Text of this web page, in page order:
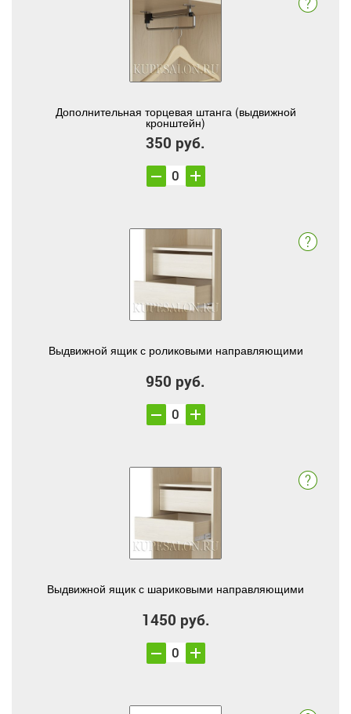
Дополнительная торцевая штанга (выдвижной
кронштейн)
350 руб.
Выдвижной ящик с роликовыми направляющими
950 руб.
Выдвижной ящик с шариковыми направляющими
1450 руб.